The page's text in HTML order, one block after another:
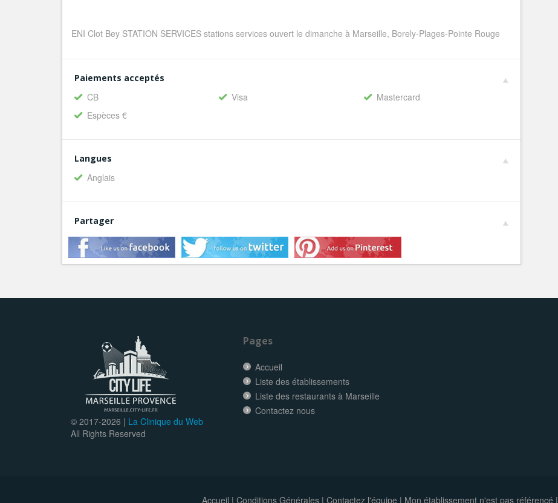
ENI Clot Bey STATION SERVICES stations services ouvert le dimanche à Marseille, Borely-Plages-Pointe Rouge
Paiements acceptés
CB Visa
Mastercard
Espèces €
Langues
Anglais
Partager
© 2017-2026 | La Clinique du Web
All Rights Reserved
Pages
Accueil
Liste des établissements
Liste des restaurants à Marseille
Contactez nous
Accueil | Conditions Générales| Contactez l'équipe | Mon établissement n'est pas référencé |